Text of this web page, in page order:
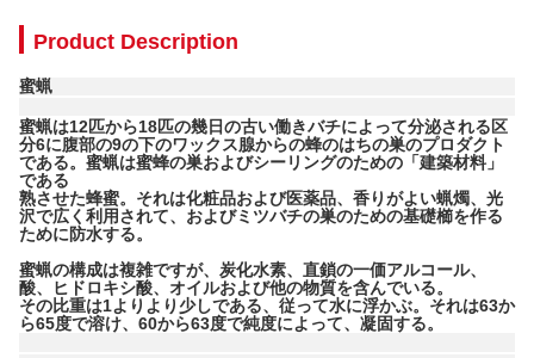
Product Description
蜜蝋
蜜蝋は12匹から18匹の幾日の古い働きバチによって分泌される区
分6に腹部の9の下のワックス腺からの蜂のはちの巣のプロダクト
である。蜜蝋は蜜蜂の巣およびシーリングのための「建築材料」
である
熟させた蜂蜜。それは化粧品および医薬品、香りがよい蝋燭、光
沢で広く利用されて、およびミツバチの巣のための基礎櫛を作る
ために防水する。
蜜蝋の構成は複雑ですが、炭化水素、直鎖の一価アルコール、
酸、ヒドロキシ酸、オイルおよび他の物質を含んでいる。
その比重は1よりより少しである、従って水に浮かぶ。それは63か
ら65度で溶け、60から63度で純度によって、凝固する。